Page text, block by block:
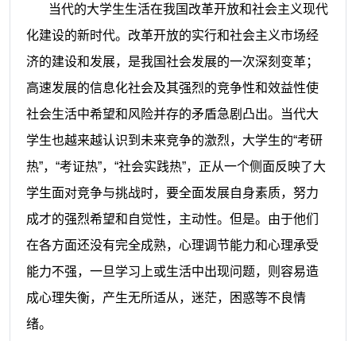
当代的大学生生活在我国改革开放和社会主义现代
化建设的新时代。改革开放的实行和社会主义市场经
济的建设和发展，是我国社会发展的一次深刻变革；
高速发展的信息化社会及其强烈的竞争性和效益性使
社会生活中希望和风险并存的矛盾急剧凸出。当代大
学生也越来越认识到未来竞争的激烈，大学生的“考研
热”，“考证热”，“社会实践热”，正从一个侧面反映了大
学生面对竞争与挑战时，要全面发展自身素质，努力
成才的强烈希望和自觉性，主动性。但是。由于他们
在各方面还没有完全成熟，心理调节能力和心理承受
能力不强，一旦学习上或生活中出现问题，则容易造
成心理失衡，产生无所适从，迷茫，困惑等不良情
绪。